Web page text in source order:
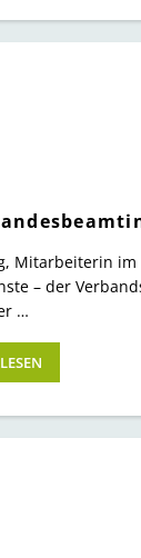
Mitarbeiterin im
– der
…